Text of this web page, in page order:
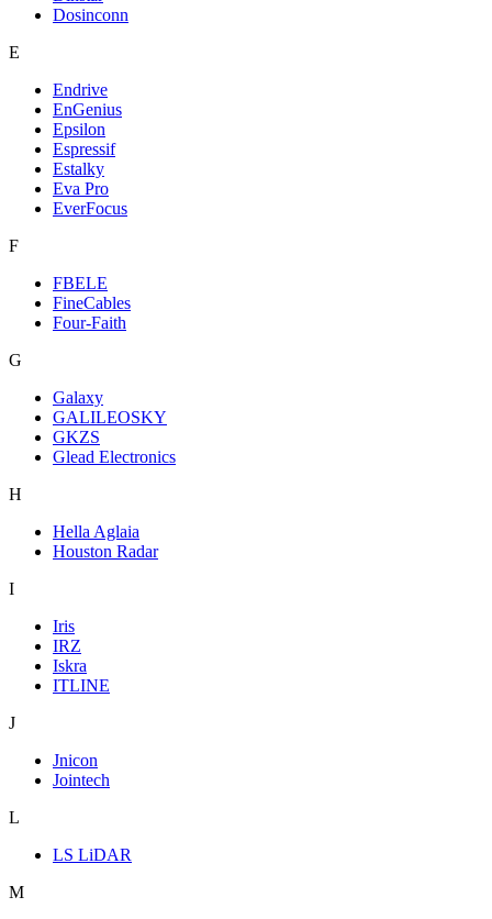
Dosinconn
E
Endrive
EnGenius
Epsilon
Espressif
Estalky
Eva Pro
EverFocus
F
FBELE
FineCables
Four-Faith
G
Galaxy
GALILEOSKY
GKZS
Glead Electronics
H
Hella Aglaia
Houston Radar
I
Iris
IRZ
Iskra
ITLINE
J
Jnicon
Jointech
L
LS LiDAR
M